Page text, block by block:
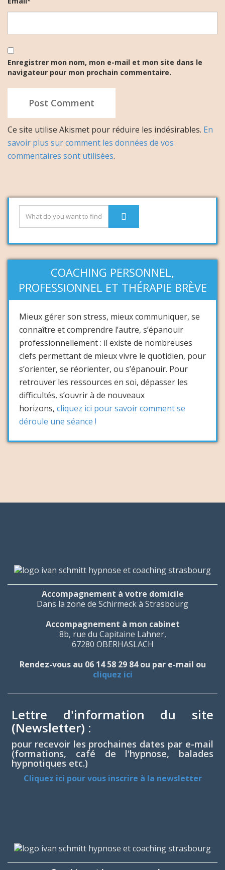
Enregistrer mon nom, mon e-mail et mon site dans le
navigateur pour mon prochain commentaire.
Ce site utilise Akismet pour réduire les indésirables. En
savoir plus sur comment les données de vos
commentaires sont utilisées.
COACHING PERSONNEL,
PROFESSIONNEL ET THÉRAPIE BRÈVE
Mieux gérer son stress, mieux communiquer, se
connaître et comprendre l’autre, s’épanouir
professionnellement : il existe de nombreuses
clefs permettant de mieux vivre le quotidien, pour
s’orienter, se réorienter, ou s’épanouir. Pour
retrouver les ressources en soi, dépasser les
difficultés, s’ouvrir à de nouveaux
horizons, cliquez ici pour savoir comment se
déroule une séance !
Accompagnement à votre domicile
Dans la zone de Schirmeck à Strasbourg
Accompagnement à mon cabinet
8b, rue du Capitaine Lahner,
67280 OBERHASLACH
Rendez-vous au 06 14 58 29 84 ou par e-mail ou
cliquez ici
Lettre d'information du site
(Newsletter) :
pour recevoir les prochaines dates par e-mail
(formations, café de l'hypnose, balades
hypnotiques etc.)
Cliquez ici pour vous inscrire à la newsletter